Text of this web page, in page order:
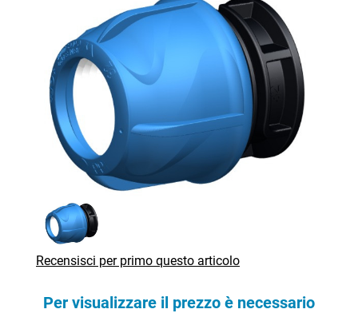
Recensisci per primo questo articolo
Per visualizzare il prezzo è necessario